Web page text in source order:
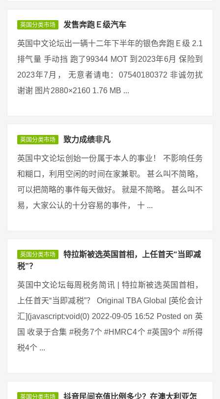
英国分类市场 发售奔跑Ｅ级汽车
英国中文论坛出一辆十二年下半年的银色奔跑Ｅ级 2.1
排气量 手动挡 跑了99344 MOT 到2023年6月 保险到
2023年7月， 无意者请电：07540180372 非诚勿扰
谢谢 图片2880×2160 1.76 MB ...
英国分类市场 致力成绩非凡
英国中文论坛创始一份属于本人的事业！ 不影响任务
和糊口，利用空闲的时间在家兼职。 甚么叫不简略，
可以把简略的事件每天做好。 就是不简略。 甚么叫不
易，大家公认的十分容易的事件， 十 ...
英国分类市场
特拉斯被选英国首相，上任首天“当即减
税”？
英国中文论坛每周税务简讯 | 特拉斯被选英国首相，
上任首天“当即减税”？ Original TBA Global [英伦会计
汇](javascript:void(0) 2022-09-05 16:52 Posted on 英
国 收录于合集 #税务7个 #HMRC4个 #英国9个 #所得
税4个 ...
英国分类市场 抖音民间充值比例多少？在澳大利亚怎